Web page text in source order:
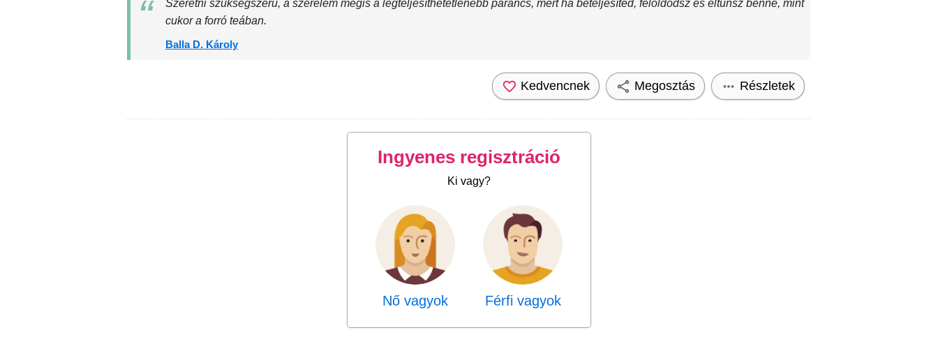
Szeretni szükségszerű, a szerelem mégis a legteljesíthetetlenebb parancs, mert ha beteljesíted, feloldódsz és eltűnsz benne, mint
cukor a forró teában.
Balla D. Károly
Kedvencnek Megosztás Részletek
Ingyenes regisztráció
Ki vagy?
Nő vagyok Férfi vagyok